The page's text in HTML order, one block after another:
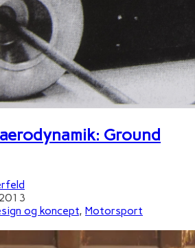
Ground
og koncept, Motorsport